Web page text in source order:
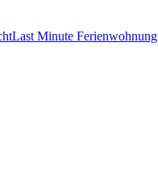
Last Minute